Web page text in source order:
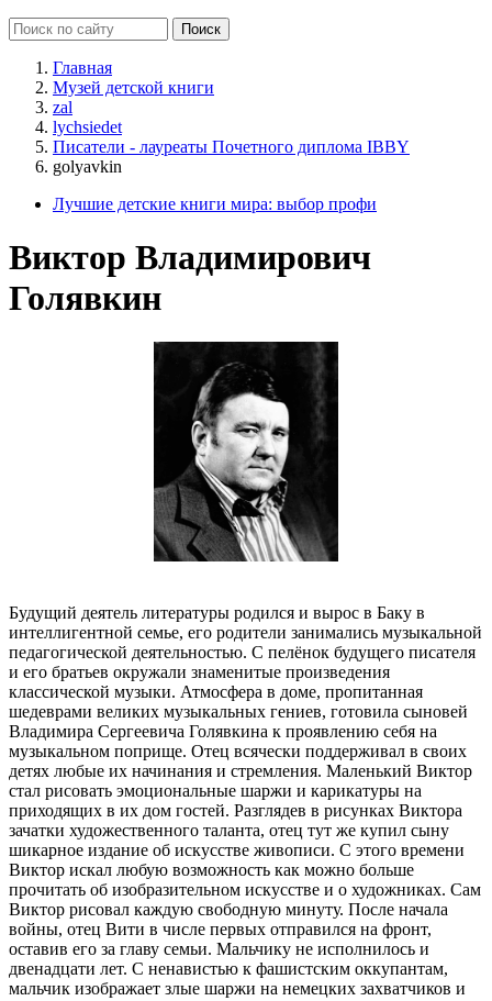
Главная
Музей детской книги
zal
lychsiedet
Писатели - лауреаты Почетного диплома IBBY
golyavkin
Лучшие детские книги мира: выбор профи
Виктор Владимирович
Голявкин
Будущий деятель литературы родился и вырос в Баку в
интеллигентной семье, его родители занимались музыкальной
педагогической деятельностью. С пелёнок будущего писателя
и его братьев окружали знаменитые произведения
классической музыки. Атмосфера в доме, пропитанная
шедеврами великих музыкальных гениев, готовила сыновей
Владимира Сергеевича Голявкина к проявлению себя на
музыкальном поприще. Отец всячески поддерживал в своих
детях любые их начинания и стремления. Маленький Виктор
стал рисовать эмоциональные шаржи и карикатуры на
приходящих в их дом гостей. Разглядев в рисунках Виктора
зачатки художественного таланта, отец тут же купил сыну
шикарное издание об искусстве живописи. С этого времени
Виктор искал любую возможность как можно больше
прочитать об изобразительном искусстве и о художниках. Сам
Виктор рисовал каждую свободную минуту. После начала
войны, отец Вити в числе первых отправился на фронт,
оставив его за главу семьи. Мальчику не исполнилось и
двенадцати лет. С ненавистью к фашистским оккупантам,
мальчик изображает злые шаржи на немецких захватчиков и